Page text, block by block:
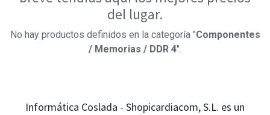
del lugar.
No hay productos definidos en la categoría "Componentes
/ Memorias / DDR 4".
Informática Coslada - Shopicardiacom, S.L. es un